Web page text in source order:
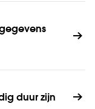
duur zijn